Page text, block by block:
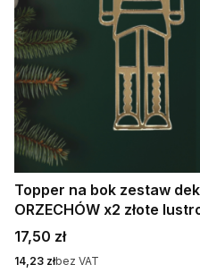
Topper na bok zestaw
ORZECHÓW x2 złote
Cena
17,50 zł
Cena
14,23 złbez VAT